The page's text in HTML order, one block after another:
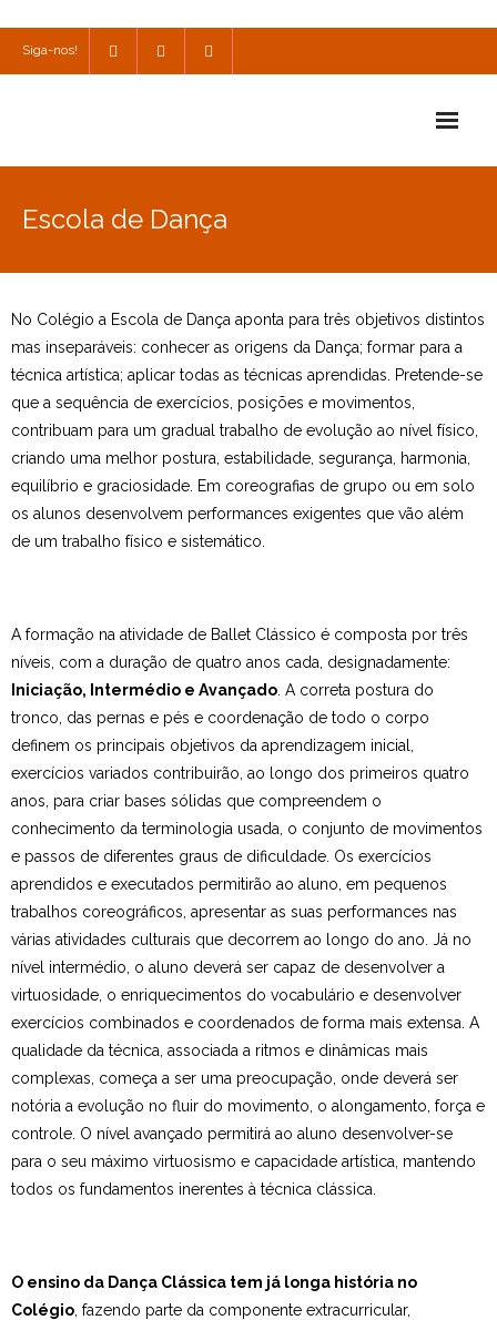
Siga-nos!
Escola Cultural
Consulta
SPO
Utilidades
Estudar no CRSI
Escola de Dança
No Colégio a Escola de Dança aponta para três objetivos distintos
mas inseparáveis: conhecer as origens da Dança; formar para a
técnica artística; aplicar todas as técnicas aprendidas. Pretende-se
que a sequência de exercícios, posições e movimentos,
contribuam para um gradual trabalho de evolução ao nível físico,
criando uma melhor postura, estabilidade, segurança, harmonia,
equilíbrio e graciosidade. Em coreografias de grupo ou em solo
os alunos desenvolvem performances exigentes que vão além
de um trabalho físico e sistemático.
A formação na atividade de Ballet Clássico é composta por três
níveis, com a duração de quatro anos cada, designadamente:
Iniciação, Intermédio e Avançado . A correta postura do
tronco, das pernas e pés e coordenação de todo o corpo
definem os principais objetivos da aprendizagem inicial,
exercícios variados contribuirão, ao longo dos primeiros quatro
anos, para criar bases sólidas que compreendem o
conhecimento da terminologia usada, o conjunto de movimentos
e passos de diferentes graus de dificuldade. Os exercícios
aprendidos e executados permitirão ao aluno, em pequenos
trabalhos coreográficos, apresentar as suas performances nas
várias atividades culturais que decorrem ao longo do ano. Já no
nível intermédio, o aluno deverá ser capaz de desenvolver a
virtuosidade, o enriquecimentos do vocabulário e desenvolver
exercícios combinados e coordenados de forma mais extensa. A
qualidade da técnica, associada a ritmos e dinâmicas mais
complexas, começa a ser uma preocupação, onde deverá ser
notória a evolução no fluir do movimento, o alongamento, força e
controle. O nível avançado permitirá ao aluno desenvolver-se
para o seu máximo virtuosismo e capacidade artística, mantendo
todos os fundamentos inerentes à técnica clássica.
O ensino da Dança Clássica tem já longa história no
Colégio , fazendo parte da componente extracurricular,